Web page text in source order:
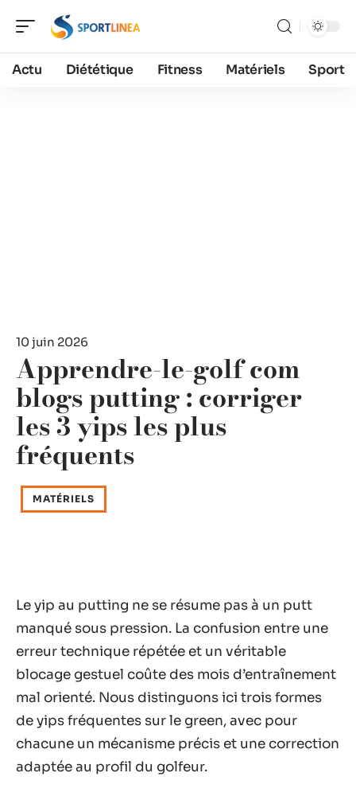
Actu Diététique Fitness Matériels Sport
10 juin 2026
Apprendre-le-golf com
blogs putting : corriger
les 3 yips les plus
fréquents
MATÉRIELS
Le yip au putting ne se résume pas à un putt
manqué sous pression. La confusion entre une
erreur technique répétée et un véritable
blocage gestuel coûte des mois d’entraînement
mal orienté. Nous distinguons ici trois formes
de yips fréquentes sur le green, avec pour
chacune un mécanisme précis et une correction
adaptée au profil du golfeur.